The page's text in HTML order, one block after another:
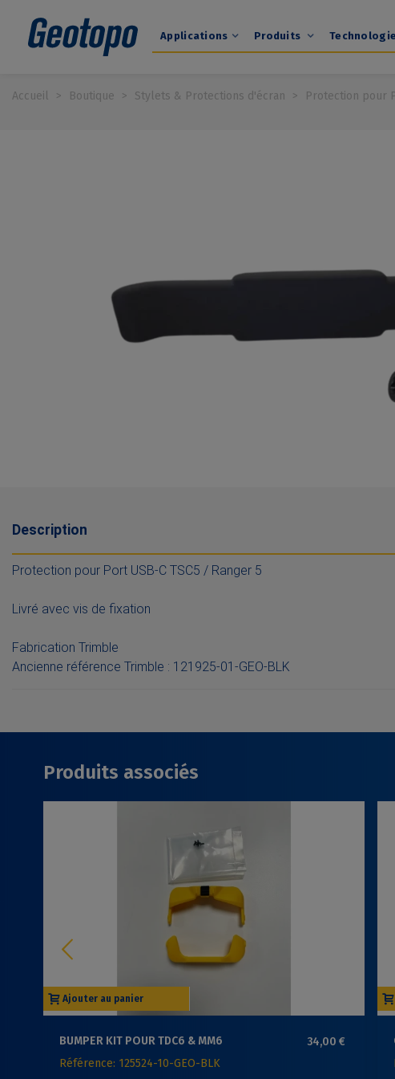
Applications Produits
Accueil > Boutique > Stylets & Protections d'écran > Protection pour
Description
Protection pour Port USB-C TSC5 / Ranger 5
Livré avec vis de fixation
Fabrication Trimble
Ancienne référence Trimble : 121925-01-GEO-BLK
Produits associés
Ajouter au panier
BUMPER KIT POUR TDC6 & MM6 34,00 €
Référence: 125524-10-GEO-BLK